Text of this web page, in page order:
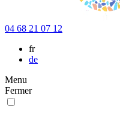
04 68 21 07 12
fr
de
Menu
Fermer